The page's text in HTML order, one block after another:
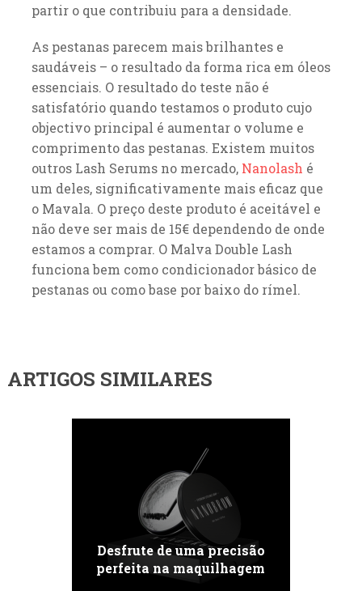
partir o que contribuiu para a densidade.
As pestanas parecem mais brilhantes e
saudáveis – o resultado da forma rica em óleos
essenciais. O resultado do teste não é
satisfatório quando testamos o produto cujo
objectivo principal é aumentar o volume e
comprimento das pestanas. Existem muitos
outros Lash Serums no mercado, Nanolash é
um deles, significativamente mais eficaz que
o Mavala. O preço deste produto é aceitável e
não deve ser mais de 15€ dependendo de onde
estamos a comprar. O Malva Double Lash
funciona bem como condicionador básico de
pestanas ou como base por baixo do rímel.
ARTIGOS SIMILARES
Desfrute de uma precisão
perfeita na maquilhagem